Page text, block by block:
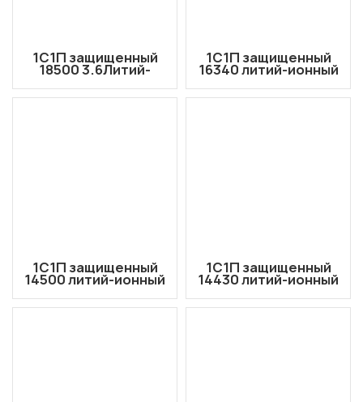
1С1П защищенный
18500 3.6Литий-
V/3,7 В, 2600 мАч для
1С1П защищенный
16340 литий-ионный
В, 1000 мАч,
1С1П защищенный
14500 литий-ионный
В, 1500 мАч,
1С1П защищенный
14430 литий-ионный
950 мАч с выводом